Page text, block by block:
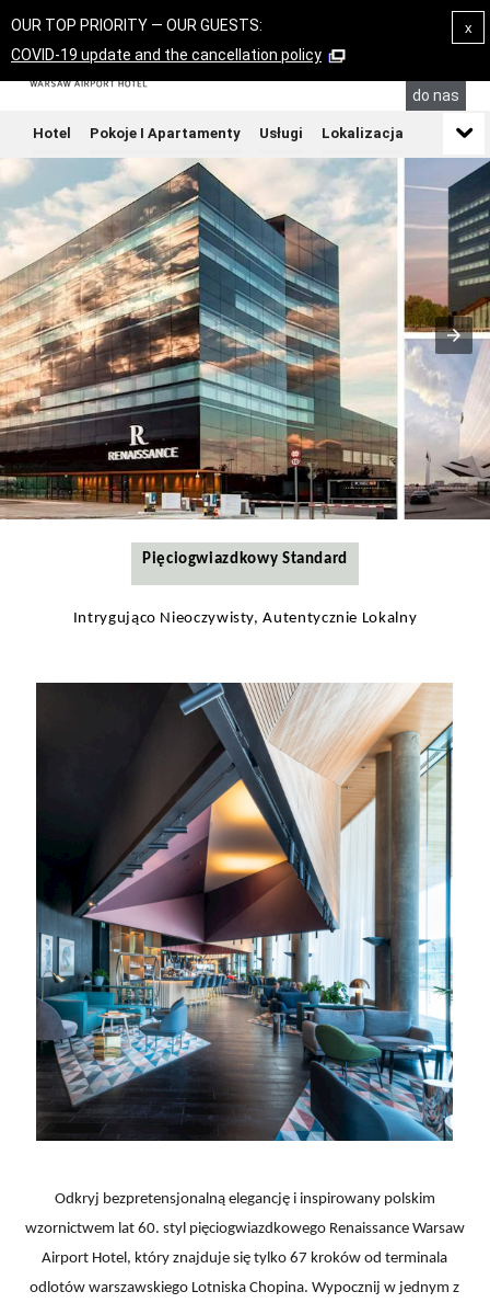
x
OUR TOP PRIORITY — OUR GUESTS:
COVID-19 update and the cancellation policy
do nas
Hotel Pokoje I Apartamenty Usługi Lokalizacja
Odkryj
Renaissance
Pięciogwiazdkowy Standard
Intrygująco Nieoczywisty, Autentycznie Lokalny
Odkryj bezpretensjonalną elegancję i inspirowany polskim
wzornictwem lat 60. styl pięciogwiazdkowego Renaissance Warsaw
Airport Hotel, który znajduje się tylko 67 kroków od terminala
odlotów warszawskiego Lotniska Chopina. Wypocznij w jednym z